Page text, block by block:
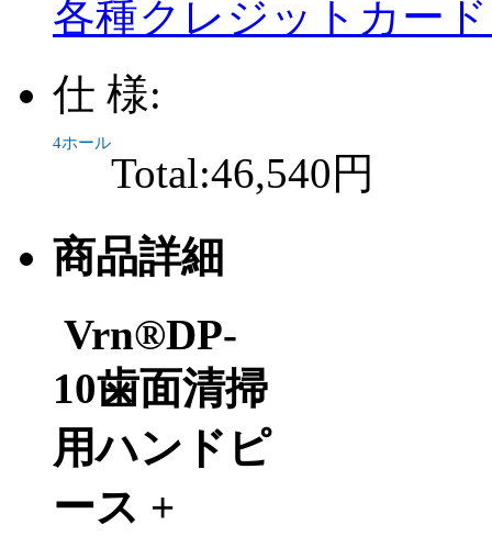
各種クレジットカー
仕 様:
4ホール
Total:46,540円
商品詳細
Vrn®DP-
10歯面清掃
用ハンドピ
ース +